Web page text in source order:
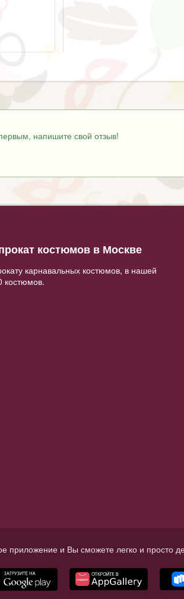
напишите свой отзыв!
костюмов в Москве
карнавальных костюмов, в нашей
костюмов.
приложение и Вы сможете легко и просто